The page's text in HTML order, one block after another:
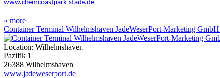
www.chemcoastpark-stade.de
» more
Container Terminal Wilhelmshaven JadeWeserPort-Marketing
Location: Wilhelmshaven
Pazifik 1
26388 Wilhelmshaven
www.jadeweserport.de